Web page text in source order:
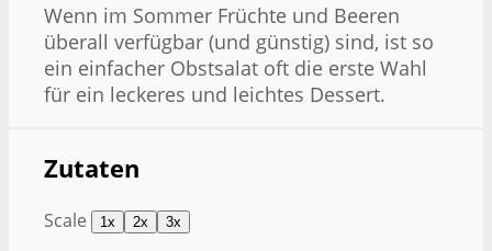
Wenn im Sommer Früchte und Beeren
überall verfügbar (und günstig) sind, ist so
ein einfacher Obstsalat oft die erste Wahl
für ein leckeres und leichtes Dessert.
Zutaten
Scale 1x 2x 3x